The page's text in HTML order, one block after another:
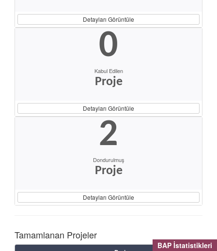
BAP İstatistikleri
Detayları Görüntüle
0
Kabul Edilen
Proje
Detayları Görüntüle
2
Dondurulmuş
Proje
Detayları Görüntüle
Tamamlanan Projeler